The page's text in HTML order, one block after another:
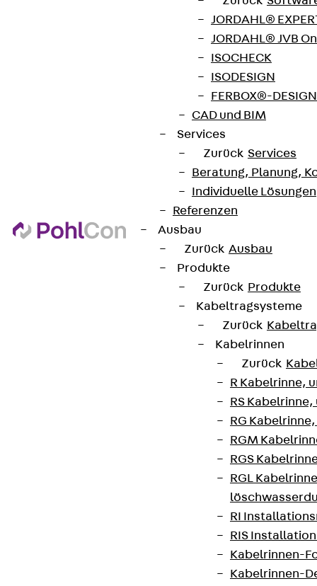
JORDAHL®
JORDAHL® JVB
ISOCHECK
ISODESIGN
FERBOX®-
CAD und BIM
Services
Zurück Services
Beratung, Planung,
Individuelle Lösungen
Referenzen
Ausbau
Zurück Ausbau
Produkte
Zurück Produkte
Kabeltragsysteme
Zurück
Kabelrinnen
Zurück
R Kabelrinne,
RS
RG
RGM
RGS
RGL
RI
RIS
Kabelrinnen-
Kabelrinnen-